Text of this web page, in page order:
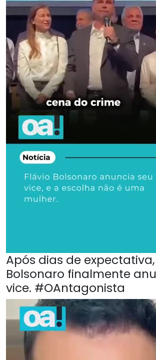
Após dias de
Bolsonaro finalmente
vice. #OAntagonista